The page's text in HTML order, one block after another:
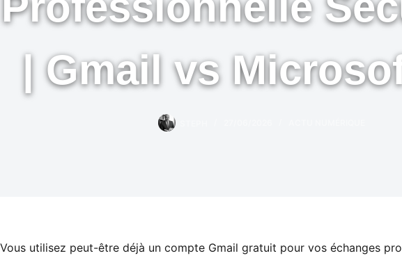
| Gmail vs
Vous utilisez peut-être déjà un compte Gmail gratuit pour vos échanges